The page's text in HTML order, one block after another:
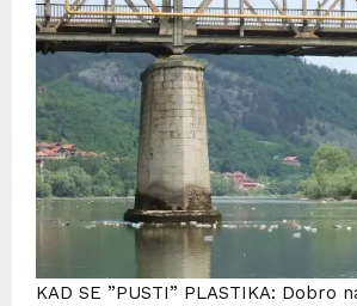
KAD SE ”PUSTI” PLASTIKA: Dobro